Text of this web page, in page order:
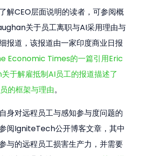
解CEO层面说明的读者，可参阅概
关于员工离职与AI采用理由与
报道，该报道由一家印度商业日报
Economic Times的一篇引用Eric
于解雇抵制AI员工的报道描述了
的框架与理由。
身对远程员工与感知参与度问题的
阅IgniteTech公开博客文章，其中
与的远程员工损害生产力，并需要